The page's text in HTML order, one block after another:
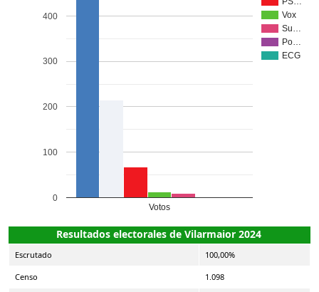
Vox
Su…
Po…
ECG
Votos
0
100
200
300
400
Resultados electorales de Vilarmaior 2024
Escrutado 100,00%
Censo 1.098